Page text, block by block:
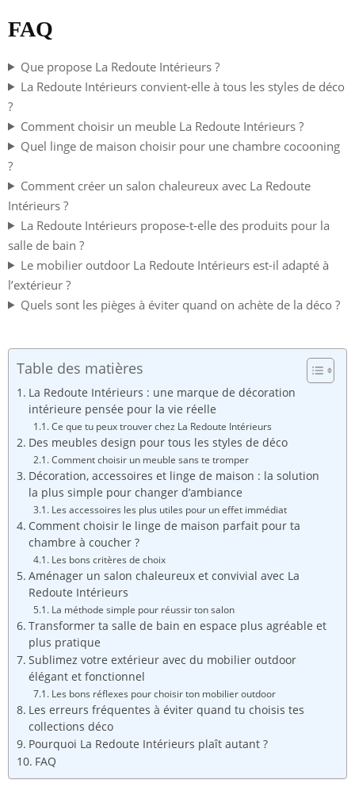
FAQ
Que propose La Redoute Intérieurs ?
La Redoute Intérieurs convient-elle à tous les styles de déco
?
Comment choisir un meuble La Redoute Intérieurs ?
Quel linge de maison choisir pour une chambre cocooning
?
Comment créer un salon chaleureux avec La Redoute
Intérieurs ?
La Redoute Intérieurs propose-t-elle des produits pour la
salle de bain ?
Le mobilier outdoor La Redoute Intérieurs est-il adapté à
l’extérieur ?
Quels sont les pièges à éviter quand on achète de la déco ?
Table des matières
La Redoute Intérieurs : une marque de décoration
intérieure pensée pour la vie réelle
Ce que tu peux trouver chez La Redoute Intérieurs
Des meubles design pour tous les styles de déco
Comment choisir un meuble sans te tromper
Décoration, accessoires et linge de maison : la solution
la plus simple pour changer d’ambiance
Les accessoires les plus utiles pour un effet immédiat
Comment choisir le linge de maison parfait pour ta
chambre à coucher ?
Les bons critères de choix
Aménager un salon chaleureux et convivial avec La
Redoute Intérieurs
La méthode simple pour réussir ton salon
Transformer ta salle de bain en espace plus agréable et
plus pratique
Sublimez votre extérieur avec du mobilier outdoor
élégant et fonctionnel
Les bons réflexes pour choisir ton mobilier outdoor
Les erreurs fréquentes à éviter quand tu choisis tes
collections déco
Pourquoi La Redoute Intérieurs plaît autant ?
FAQ